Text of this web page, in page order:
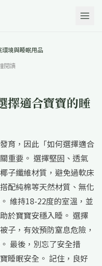
境與睡眠用品
閱讀
擇適合寶寶的睡
育，因此「如何選擇適合
重要。 選擇堅固、透氣
子纖維材質，避免過軟床
配純棉等天然材質、無化
維持18-22度的室溫，並
於寶寶安穩入睡。 選擇
子，有效預防窒息危險，
最後，別忘了安全措
睡眠安全。 記住，良好